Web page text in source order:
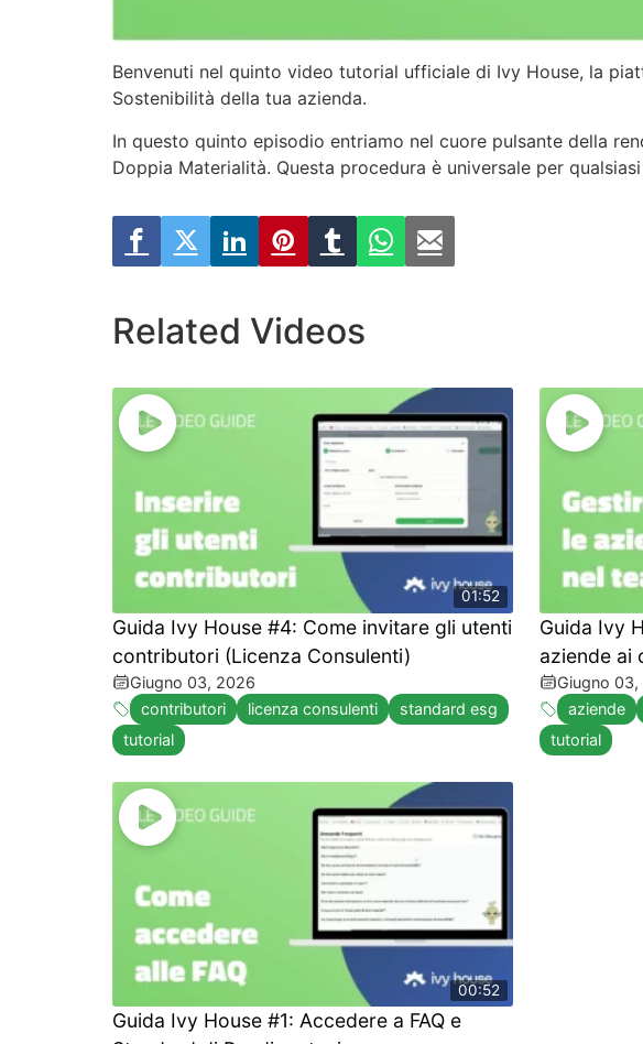
Benvenuti nel quinto video tutorial ufficiale di Ivy House, la
Sostenibilità della tua azienda.
In questo quinto episodio entriamo nel cuore pulsante della
Doppia Materialità. Questa procedura è universale per
Related Videos
01:52
Guida Ivy House #4: Come invitare gli utenti
contributori (Licenza Consulenti)
Giugno 03, 2026
contributori
licenza consulenti
standard esg
tutorial
Guida Ivy
aziende ai
Giugno
aziende
tutorial
00:52
Guida Ivy House #1: Accedere a FAQ e